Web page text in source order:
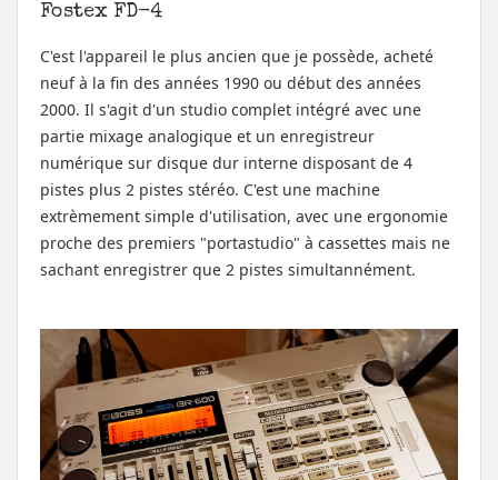
Fostex FD-4
C'est l'appareil le plus ancien que je possède, acheté
neuf à la fin des années 1990 ou début des années
2000. Il s'agit d'un studio complet intégré avec une
partie mixage analogique et un enregistreur
numérique sur disque dur interne disposant de 4
pistes plus 2 pistes stéréo. C'est une machine
extrèmement simple d'utilisation, avec une ergonomie
proche des premiers "portastudio" à cassettes mais ne
sachant enregistrer que 2 pistes simultannément.